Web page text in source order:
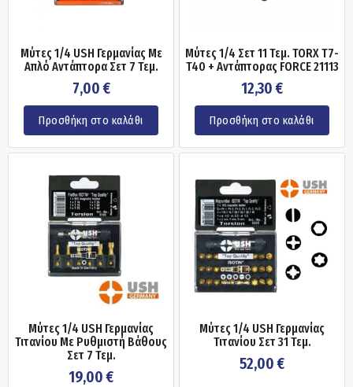
Μύτες 1/4 USH Γερμανίας Με
Απλό Αντάπτορα Σετ 7 Τεμ.
7,00€
Προσθήκη στο καλάθι
Μύτες 1/4 Σετ 11 Τεμ. TORX T7-
T40 + Αντάπτορας FORCE 21113
12,30€
Προσθήκη στο καλάθι
Mύτες 1/4 USH Γερμανίας
Τιτανίου Με Ρυθμιστή Βάθους
Σετ 7 Τεμ.
19,00€
Μύτες 1/4 USH Γερμανίας
Τιτανίου Σετ 31 Τεμ.
52,00€